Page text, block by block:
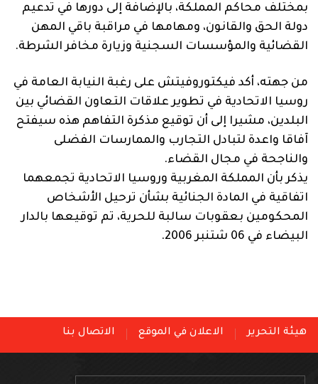
بمختلف محاكم المملكة، بالإضافة إلى دورها في تدعيم
دولة الحق والقانون، ومهامها في مراقبة باقي المهن
القضائية والمؤسسات السجنية وزيارة مخافر الشرطة.
من جهته، أكد فيكتوروفيتش على رغبة النيابة العامة في
روسيا الاتحادية في تطوير علاقات التعاون القضائي بين
البلدين، مشيرا إلى أن توقيع مذكرة التفاهم هذه سيفتح
آفاقا واعدة لتبادل التجارب والممارسات الفضلى
والناجحة في مجال القضاء.
يذكر بأن المملكة المغربية وروسيا الاتحادية تجمعهما
اتفاقية في المادة الجنائية بشأن ترحيل الأشخاص
المحكومين بعقوبات سالبة للحرية، تم توقيعها بالدار
البيضاء في 06 شتنبر 2006.
هيئة التحرير الاعلان في الموقع الاتصال بنا